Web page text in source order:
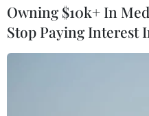
#Hiệp định thương mại tự do
#Thương mại
#Miến thuế
Owning $10k+ In
Stop Paying Interest